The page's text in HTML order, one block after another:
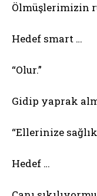
Ölmüşlerimizin
Hedef smart …
“Olur.”
Gidip yaprak
“Ellerinize
Hedef …